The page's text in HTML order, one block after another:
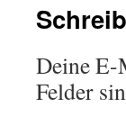
Deine
Felder